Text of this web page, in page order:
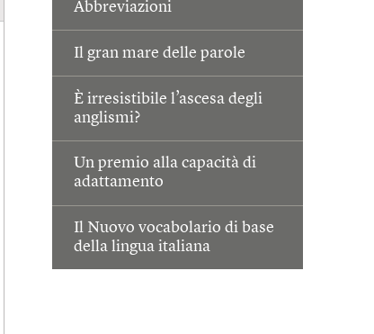
Abbreviazioni
Il gran mare delle parole
È irresistibile l’ascesa degli
anglismi?
Un premio alla capacità di
adattamento
Il Nuovo vocabolario di base
della lingua italiana